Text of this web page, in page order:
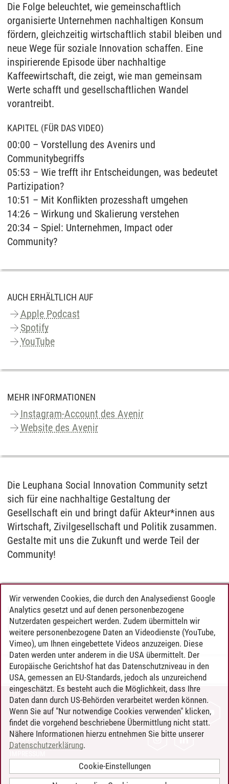
Die Folge beleuchtet, wie gemeinschaftlich
organisierte Unternehmen nachhaltigen Konsum
fördern, gleichzeitig wirtschaftlich stabil bleiben und
neue Wege für soziale Innovation schaffen. Eine
inspirierende Episode über nachhaltige
Kaffeewirtschaft, die zeigt, wie man gemeinsam
Werte schafft und gesellschaftlichen Wandel
vorantreibt.
KAPITEL (FÜR DAS VIDEO)
00:00 – Vorstellung des Avenirs und
Communitybegriffs
05:53 – Wie trefft ihr Entscheidungen, was bedeutet
Partizipation?
10:51 – Mit Konflikten prozesshaft umgehen
14:26 – Wirkung und Skalierung verstehen
20:34 – Spiel: Unternehmen, Impact oder
Community?
AUCH ERHÄLTLICH AUF
Apple Podcast
Spotify
YouTube
MEHR INFORMATIONEN
Instagram-Account des Avenir
Website des Avenir
Die Leuphana Social Innovation Community setzt
sich für eine nachhaltige Gestaltung der
Gesellschaft ein und bringt dafür Akteur*innen aus
Wirtschaft, Zivilgesellschaft und Politik zusammen.
Gestalte mit uns die Zukunft und werde Teil der
Community!
KONTAKT
Charlotte von Wulffen
Andrea Japsen/09.04.2026
KONTAKT
LEUPHANA ALS ARBEITGEBER
INTRANET
Wir verwenden Cookies, die durch den Analysedienst Google
Analytics gesetzt und auf denen personenbezogene
Nutzerdaten gespeichert werden. Zudem übermitteln wir
weitere personenbezogene Daten an Videodienste (YouTube,
Vimeo), um Ihnen eingebettete Videos anzuzeigen. Diese
Daten werden unter anderem in die USA übermittelt. Der
Europäische Gerichtshof hat das Datenschutzniveau in den
USA, gemessen an EU-Standards, jedoch als unzureichend
eingeschätzt. Es besteht auch die Möglichkeit, dass Ihre
Daten dann durch US-Behörden verarbeitet werden können.
Wenn Sie auf "Nur notwendige Cookies verwenden" klicken,
findet die vorgehend beschriebene Übermittlung nicht statt.
Nähere Informationen hierzu entnehmen Sie bitte unserer
Datenschutzerklärung.
Cookie-Einstellungen